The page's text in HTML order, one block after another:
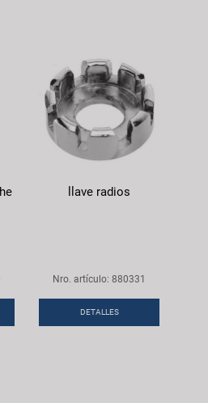
llave radios
Nro. artículo: 880331
DETALLES